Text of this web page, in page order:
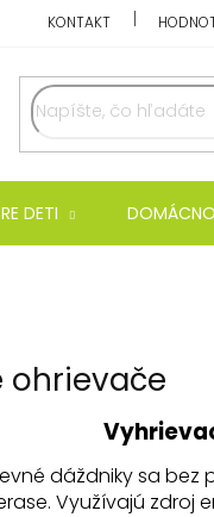
KONTAKT
DETI
ohrievače
dáždniky sa
Využívajú zdroj